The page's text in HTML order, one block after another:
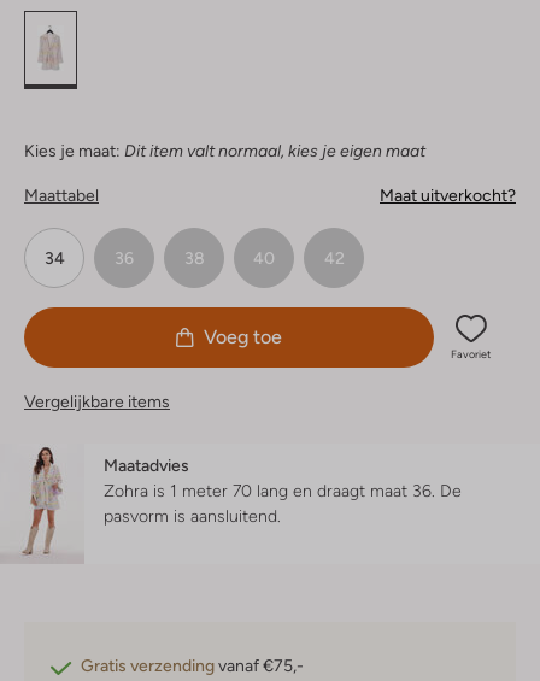
Kies je maat: Dit item valt normaal, kies je eigen maat
Maattabel Maat uitverkocht?
34 36 38 40 42
Voeg toe
Favoriet
Vergelijkbare items
Maatadvies
Zohra is 1 meter 70 lang en draagt maat 36. De
pasvorm is aansluitend
Gratis verzendingvanaf €75,-